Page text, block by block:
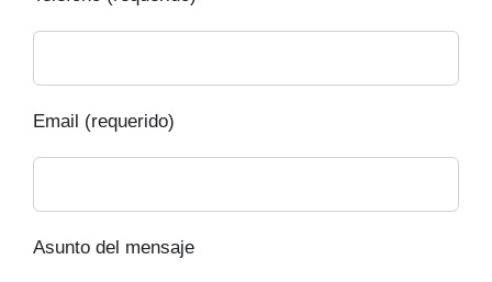
Email (requerido)
Asunto del mensaje